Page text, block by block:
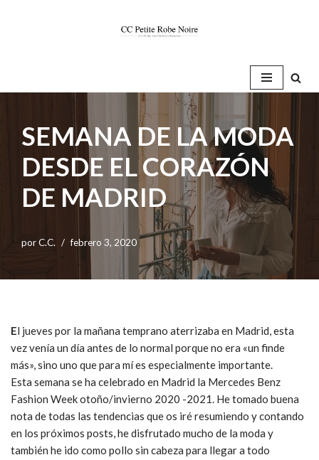
SEMANA DE LA MODA
DESDE EL CORAZÓN
DE MADRID
porC.C. febrero 3, 2020
El jueves por la mañana temprano aterrizaba en Madrid, esta
vez venía un día antes de lo normal porque no era «un finde
más», sino uno que para mí es especialmente importante.
Esta semana se ha celebrado en Madrid la Mercedes Benz
Fashion Week otoño/invierno 2020 -2021. He tomado buena
nota de todas las tendencias que os iré resumiendo y contando
en los próximos posts, he disfrutado mucho de la moda y
también he ido como pollo sin cabeza para llegar a todo